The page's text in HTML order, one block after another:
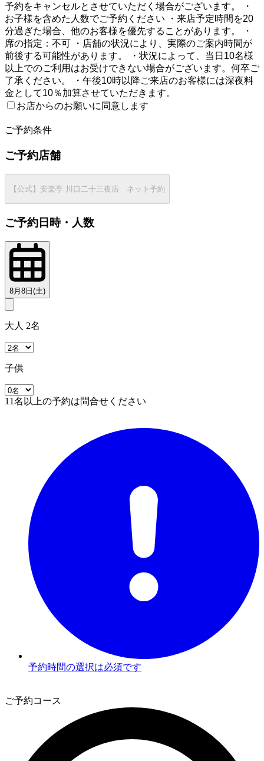
予約をキャンセルとさせていただく場合がございます。 ・
お子様を含めた人数でご予約ください ・来店予定時間を20
分過ぎた場合、他のお客様を優先することがあります。 ・
席の指定：不可 ・店舗の状況により、実際のご案内時間が
前後する可能性があります。 ・状況によって、当日10名様
以上でのご利用はお受けできない場合がございます。何卒ご
了承ください。 ・午後10時以降ご来店のお客様には深夜料
金として10％加算させていただきます。
お店からのお願いに同意します
ご予約条件
ご予約店舗
【公式】安楽亭 川口二十三夜店 ネット予約
ご予約日時・人数
8月8日(土)
大人 2名
子供
11名以上の予約は問合せください
予約時間の選択は必須です
ご予約コース